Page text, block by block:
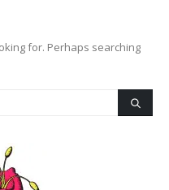
for. Perhaps searching